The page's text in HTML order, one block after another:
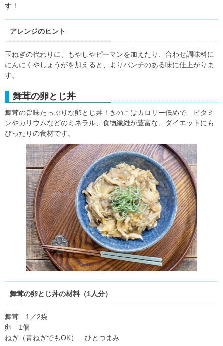
す！
アレンジのヒント
玉ねぎの代わりに、もやしやピーマンを加えたり、合わせ調味料に
にんにくやしょうがを加えると、よりパンチのある味に仕上がりま
す。
舞茸の卵とじ丼
舞茸の旨味たっぷりな卵とじ丼！きのこはカロリー低めで、ビタミ
ンやカリウムなどのミネラル、食物繊維が豊富な、ダイエットにも
ぴったりの食材です。
舞茸の卵とじ丼の材料（1人分）
舞茸 1／2袋
卵 1個
ねぎ（青ねぎでもOK） ひとつまみ